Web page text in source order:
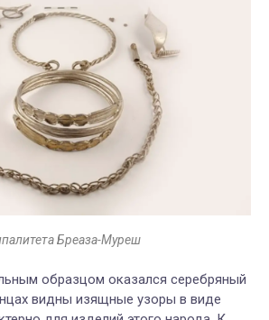
Бреаза-Муреш
образцом оказался серебряный
видны изящные узоры в виде